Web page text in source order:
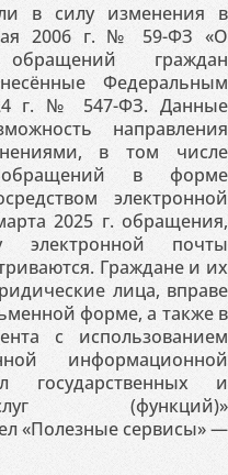
в силу изменения в
2006 г. № 59-ФЗ «О
граждан
Федеральным
г. № 547-ФЗ. Данные
направления
в том числе
в форме
электронной
2025 г. обращения,
электронной почты
Граждане и их
лица, вправе
форме, а также в
с использованием
информационной
государственных и
(функций)»
«Полезные сервисы» —